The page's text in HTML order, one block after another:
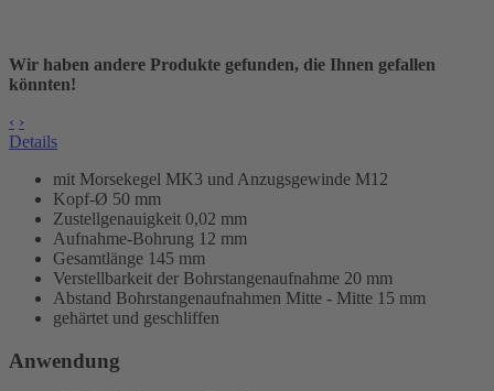
Wir haben andere Produkte gefunden, die Ihnen gefallen
könnten!
‹ ›
Details
mit Morsekegel MK3 und Anzugsgewinde M12
Kopf-Ø 50 mm
Zustellgenauigkeit 0,02 mm
Aufnahme-Bohrung 12 mm
Gesamtlänge 145 mm
Verstellbarkeit der Bohrstangenaufnahme 20 mm
Abstand Bohrstangenaufnahmen Mitte - Mitte 15 mm
gehärtet und geschliffen
Anwendung